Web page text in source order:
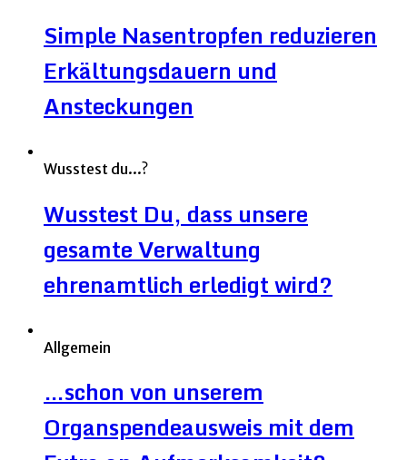
Simple Nasentropfen reduzieren
Erkältungsdauern und
Ansteckungen
Wusstest du...?
Wusstest Du, dass unsere
gesamte Verwaltung
ehrenamtlich erledigt wird?
Allgemein
…schon von unserem
Organspendeausweis mit dem